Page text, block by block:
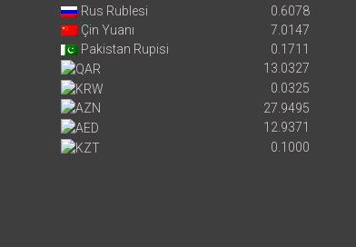
Rus Rublesi
0.6078
Çin Yuanı
7.0147
Pakistan Rupisi
0.1711
13.0327
0.0325
27.9495
12.9371
0.1000